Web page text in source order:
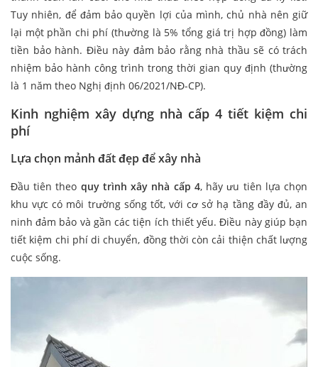
Tuy nhiên, để đảm bảo quyền lợi của mình, chủ nhà nên giữ
lại một phần chi phí (thường là 5% tổng giá trị hợp đồng) làm
tiền bảo hành. Điều này đảm bảo rằng nhà thầu sẽ có trách
nhiệm bảo hành công trình trong thời gian quy định (thường
là 1 năm theo Nghị định 06/2021/NĐ-CP).
Kinh nghiệm xây dựng nhà cấp 4 tiết kiệm chi
phí
Lựa chọn mảnh đất đẹp để xây nhà
Đầu tiên theo quy trình xây nhà cấp 4, hãy ưu tiên lựa chọn
khu vực có môi trường sống tốt, với cơ sở hạ tầng đầy đủ, an
ninh đảm bảo và gần các tiện ích thiết yếu. Điều này giúp bạn
tiết kiệm chi phí di chuyển, đồng thời còn cải thiện chất lượng
cuộc sống.